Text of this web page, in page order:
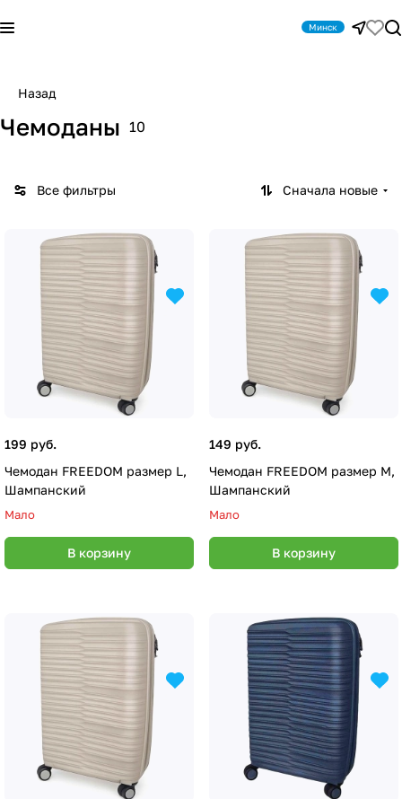
Минск
Назад
Чемоданы 10
Все фильтры Сначала новые
199 руб.
Чемодан FREEDOM размер L,
Шампанский
Мало
В корзину
149 руб.
Чемодан FREEDOM размер M,
Шампанский
Мало
В корзину